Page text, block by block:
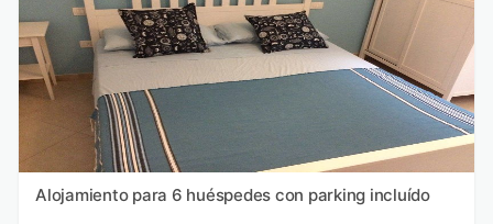
Alojamiento para 6 huéspedes con parking incluído